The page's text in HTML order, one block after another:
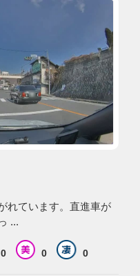
れています。直進車が
...
0 0 0